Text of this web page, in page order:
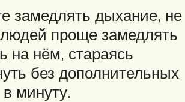
замедлять дыхание, не
людей проще замедлять
на нём, стараясь
без дополнительных
минуту.